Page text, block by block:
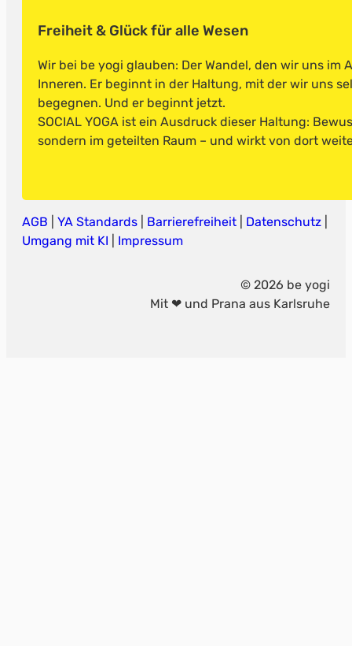
Freiheit & Glück für alle Wesen
Wir bei be yogi glauben: Der Wandel, den wir uns im
Inneren. Er beginnt in der Haltung, mit der wir uns
begegnen. Und er beginnt jetzt.
SOCIAL YOGA ist ein Ausdruck dieser Haltung:
sondern im geteilten Raum – und wirkt von dort
AGB YA Standards Barrierefreiheit Datenschutz
Umgang mit KI
Impressum
© 2026 be yogi
Mit ❤ und Prana aus Karlsruhe